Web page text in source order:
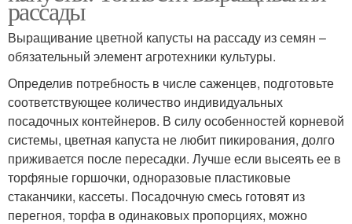
рассады
Выращивание цветной капусты на рассаду из семян –
обязательный элемент агротехники культуры.
Определив потребность в числе саженцев, подготовьте
соответствующее количество индивидуальных
посадочных контейнеров. В силу особенностей корневой
системы, цветная капуста не любит пикирования, долго
приживается после пересадки. Лучше если высеять ее в
торфяные горшочки, одноразовые пластиковые
стаканчики, кассеты. Посадочную смесь готовят из
перегноя, торфа в одинаковых пропорциях, можно